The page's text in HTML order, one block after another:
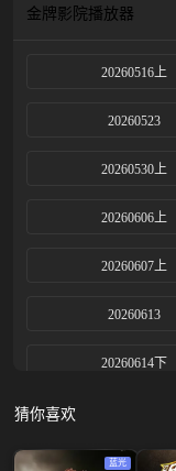
金牌影院播放器
20260516上
20260523
20260530上
20260606上
20260607上
20260613
20260614下
20260616加1
猜你喜欢
蓝光